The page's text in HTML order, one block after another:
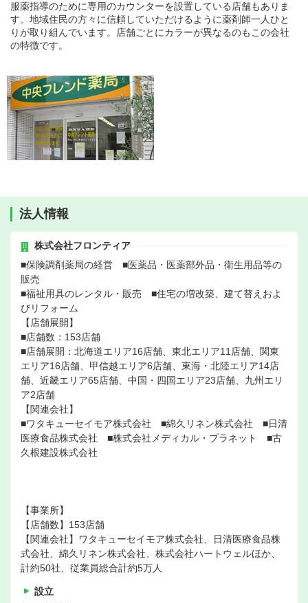
服薬指導のために専用のカウンターを設置している店舗もありま
す。地域住民の方々に信頼していただけるように薬剤師一人ひと
りが取り組んでいます。店舗ごとにカラーが異なるのもこの会社
の特徴です。
法人情報
株式会社フロンティア
■保険調剤薬局の経営 ■医薬品・医薬部外品・衛生用品等の
販売
■福祉用具のレンタル・販売 ■住宅の増改築、建て替えおよ
びリフォーム
【店舗展開】
■店舗数：153店舗
■店舗展開：北海道エリア16店舗、東北エリア11店舗、関東
エリア16店舗、甲信越エリア6店舗、東海・北陸エリア14店
舗、近畿エリア65店舗、中国・四国エリア23店舗、九州エリ
ア2店舗
【関連会社】
■ワタキューセイモア株式会社 ■綿久リネン株式会社 ■日清
医療食品株式会社 ■株式会社メディカル・プラネット ■古
久根建設株式会社
【事業所】
【店舗数】153店舗
【関連会社】ワタキューセイモア株式会社、日清医療食品株
式会社、綿久リネン株式会社、株式会社ハートウェルほか、
計約50社、従業員総合計約5万人
設立